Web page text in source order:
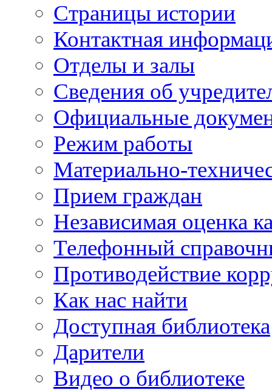
Страницы истории
Контактная
Отделы и залы
Сведения об
Официальные
Режим работы
Материально-
Прием граждан
Независимая оценка
Телефонный
Противодействие
Как нас найти
Доступная библиотека
Дарители
Видео о библиотеке